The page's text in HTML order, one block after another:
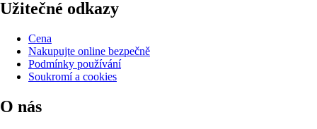
Užitečné odkazy
Cena
Nakupujte online bezpečně
Podmínky používání
Soukromí a cookies
O nás